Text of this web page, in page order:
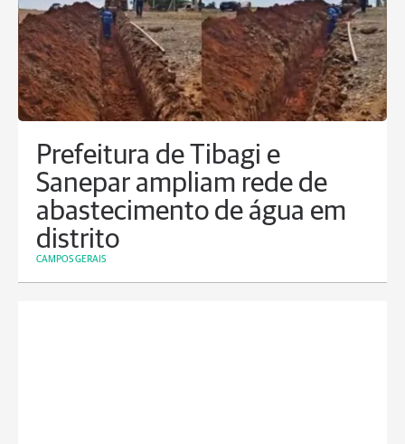
Prefeitura de Tibagi e
Sanepar ampliam rede de
abastecimento de água em
distrito
CAMPOS GERAIS